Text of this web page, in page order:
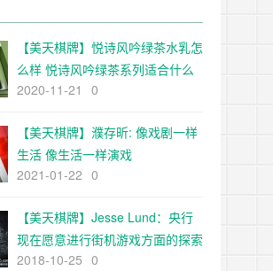
【美天棋牌】悦诗风吟绿茶水乳怎
么样 悦诗风吟绿茶系列适合什么
肤质
2020-11-21 0
【美天棋牌】濮存昕: 像戏剧一样
生活 像生活一样演戏
2021-01-22 0
【美天棋牌】Jesse Lund：央行
现在愿意进行街机游戏方面的探索
2018-10-25 0